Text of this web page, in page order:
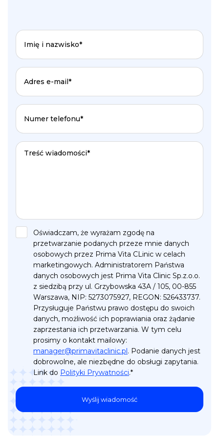
Oświadczam, że wyrażam zgodę na
przetwarzanie podanych przeze mnie danych
osobowych przez Prima Vita CLinic w celach
marketingowych. Administratorem Państwa
danych osobowych jest Prima Vita Clinic Sp.z.o.o.
z siedzibą przy ul. Grzybowska 43A / 105, 00-855
Warszawa, NIP: 5273075927, REGON: 526433737.
Przysługuje Państwu prawo dostępu do swoich
danych, możliwość ich poprawiania oraz żądanie
zaprzestania ich przetwarzania. W tym celu
prosimy o kontakt mailowy:
manager@primavitaclinic.pl. Podanie danych jest
dobrowolne, ale niezbędne do obsługi zapytania.
Link do Polityki Prywatności.*
Wyślij wiadomość